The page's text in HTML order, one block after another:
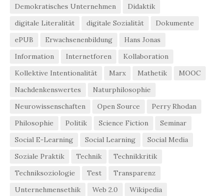
Demokratisches Unternehmen
Didaktik
digitale Literalität
digitale Sozialität
Dokumente
ePUB
Erwachsenenbildung
Hans Jonas
Information
Internetforen
Kollaboration
Kollektive Intentionalität
Marx Mathetik
MOOC
Nachdenkenswertes
Naturphilosophie
Neurowissenschaften
Open Source
Perry Rhodan
Philosophie
Politik Science Fiction
Seminar
Social E-Learning
Social Learning
Social Media
Soziale Praktik
Technik
Technikkritik
Techniksoziologie
Test
Transparenz
Unternehmensethik
Web 2.0
Wikipedia